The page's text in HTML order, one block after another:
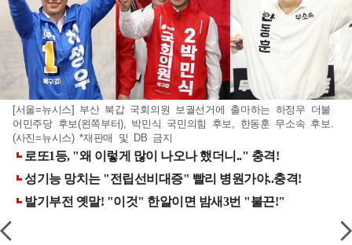
[서울=뉴시스] 부산 북갑 국회의원 보궐선거에 출마하는 하정우 더불
어민주당 후보(왼쪽부터), 박민식 국민의힘 후보, 한동훈 무소속 후보.
(사진=뉴시스) *재판매 및 DB 금지